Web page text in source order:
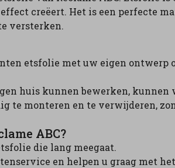
creëert. Het is een perfecte
versterken.
etsfolie met uw eigen ontwerp
huis kunnen bewerken, kunnen
te monteren en te verwijderen,
ABC?
die lang meegaat.
en helpen u graag met